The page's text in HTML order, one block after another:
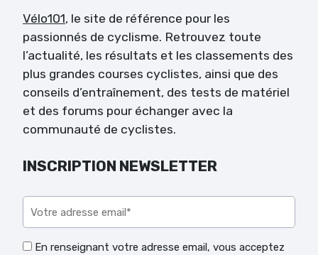
Vélo101, le site de référence pour les
passionnés de cyclisme. Retrouvez toute
l’actualité, les résultats et les classements des
plus grandes courses cyclistes, ainsi que des
conseils d’entraînement, des tests de matériel
et des forums pour échanger avec la
communauté de cyclistes.
INSCRIPTION NEWSLETTER
En renseignant votre adresse email, vous acceptez